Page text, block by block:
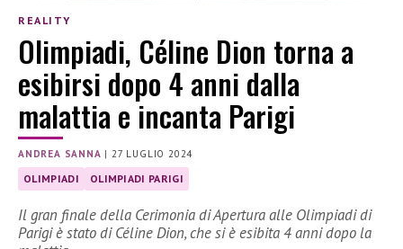
REALITY
Olimpiadi, Céline Dion torna a
esibirsi dopo 4 anni dalla
malattia e incanta Parigi
ANDREA SANNA |27 LUGLIO 2024
OLIMPIADI OLIMPIADI PARIGI
Il gran finale della Cerimonia di Apertura alle Olimpiadi di
Parigi è stato di Céline Dion, che si è esibita 4 anni dopo la